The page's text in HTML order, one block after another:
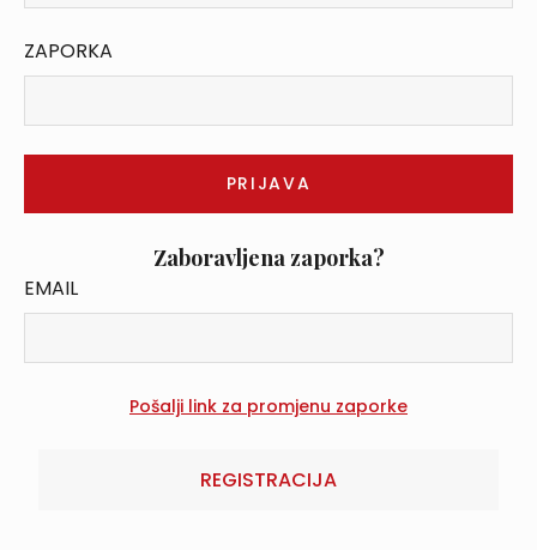
ZAPORKA
Zaboravljena zaporka?
EMAIL
REGISTRACIJA